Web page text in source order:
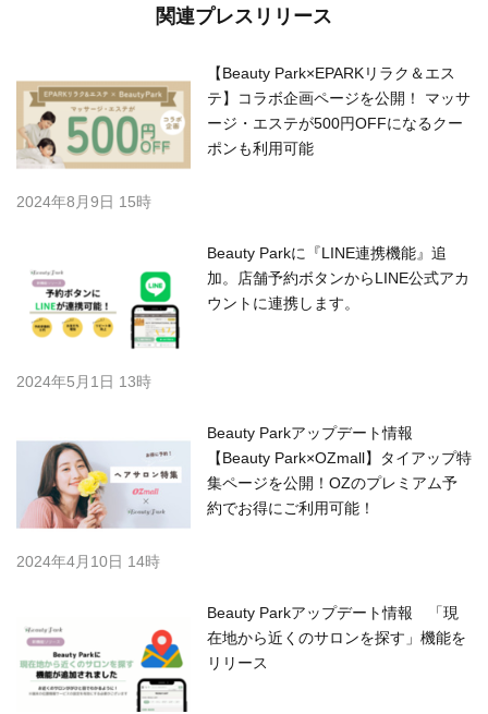
関連プレスリリース
【Beauty Park×EPARKリラク＆エス
テ】コラボ企画ページを公開！ マッサ
ージ・エステが500円OFFになるクー
ポンも利用可能
2024年8月9日 15時
Beauty Parkに『LINE連携機能』追
加。店舗予約ボタンからLINE公式アカ
ウントに連携します。
2024年5月1日 13時
Beauty Parkアップデート情報
【Beauty Park×OZmall】タイアップ特
集ページを公開！OZのプレミアム予
約でお得にご利用可能！
2024年4月10日 14時
Beauty Parkアップデート情報 「現
在地から近くのサロンを探す」機能を
リリース